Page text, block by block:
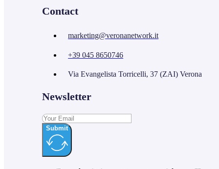
Contact
marketing@veronanetwork.it
+39 045 8650746
Via Evangelista Torricelli, 37 (ZAI) Verona
Newsletter
Submit